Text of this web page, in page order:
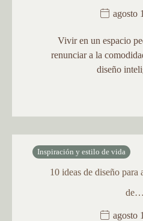
agosto
Vivir en un espacio
renunciar a la
diseño
Inspiración y estilo de vida
10 ideas de diseño para
de…
agosto